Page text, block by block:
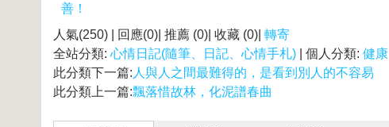
善！
人氣(250) | 回應(0)| 推薦 (0)| 收藏 (0)| 轉寄
全站分類: 心情日記(隨筆、日記、心情手札) | 個人分類: 健康
此分類下一篇: 人與人之間最難得的，是看到別人的不容易
此分類上一篇:飄落惜故林，化泥譜春曲